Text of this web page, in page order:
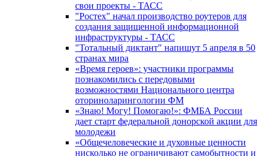
свои проекты - ТАСС
"Ростех" начал производство роутеров для
создания защищенной информационной
инфраструктуры - ТАСС
"Тотальный диктант" напишут 5 апреля в 50
странах мира
«Время героев»: участники программы
познакомились с передовыми
возможностями Национального центра
оториноларингологии ФМ
«Знаю! Могу! Помогаю!»: ФМБА России
дает старт федеральной донорской акции для
молодежи
«Общечеловеческие и духовные ценности
нисколько не ограничивают самобытности и